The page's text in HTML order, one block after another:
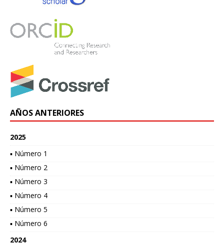
AÑOS ANTERIORES
2025
▪ Número 1
▪ Número 2
▪ Número 3
▪ Número 4
▪ Número 5
▪ Número 6
2024